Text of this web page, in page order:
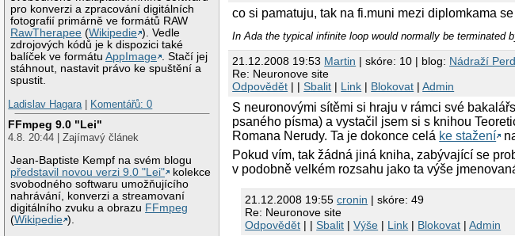
pro konverzi a zpracování digitálních
fotografií primárně ve formátů RAW
RawTherapee (Wikipedie ). Vedle
zdrojových kódů je k dispozici také
balíček ve formátuAppImage . Stačí jej
stáhnout, nastavit právo ke spuštění a
spustit.
Ladislav Hagara
Komentářů: 0
FFmpeg 9.0 "Lei"
4.8. 20:44 | Zajímavý článek
Jean-Baptiste Kempf na svém blogu
představil novou verzi 9.0 "Lei"
kolekce
svobodného softwaru umožňujícího
nahrávání, konverzi a streamovaní
digitálního zvuku a obrazu FFmpeg
(Wikipedie ).
co si pamatuju, tak na fi.muni mezi diplomkama
In Ada the typical infinite loop would normally be terminated
21.12.2008 19:53 Martin | skóre: 10 | blog: Nádraží
Re: Neuronove site
Odpovědět | |Sbalit | Link | Blokovat |Admin
S neuronovými sítěmi si hraju v rámci své
psaného písma) a vystačil jsem si s knihou
Romana Nerudy. Ta je dokonce celá ke stažení
Pokud vím, tak žádná jiná kniha, zabývající se
v podobně velkém rozsahu jako ta výše
21.12.2008 19:55cronin | skóre: 49
Re: Neuronove site
Odpovědět | |Sbalit |Výše | Link | Blokovat |Admin